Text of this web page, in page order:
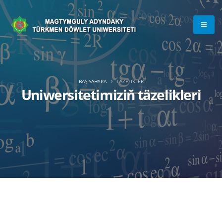
Uniwersitetimiziň täzelikleri
BAŞ SAHYPA TÄZELIKLER